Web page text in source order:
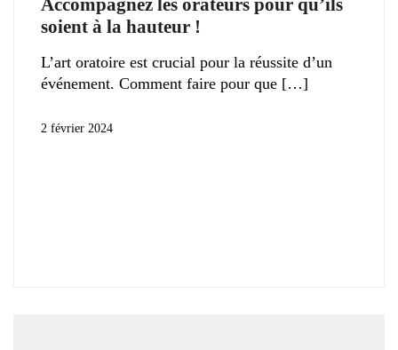
soient à la hauteur !
L’art oratoire est crucial pour la réussite d’un
événement. Comment faire pour que
2 février 2024